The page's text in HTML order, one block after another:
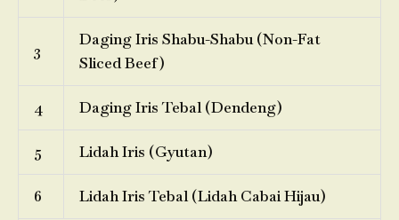
3
Daging Iris Shabu-Shabu (Non-Fat
Sliced Beef)
4 Daging Iris Tebal (Dendeng)
5 Lidah Iris (Gyutan)
6 Lidah Iris Tebal (Lidah Cabai Hijau)